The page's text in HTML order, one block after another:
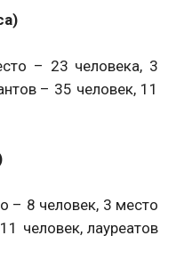
– 23 человека, 3
– 35 человек, 11
– 8 человек, 3 место
человек, лауреатов